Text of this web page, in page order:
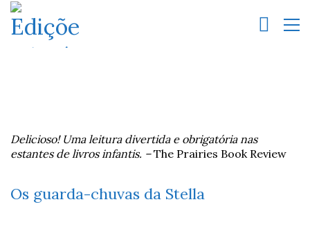
Delicioso! Uma leitura divertida e obrigatória nas
estantes de livros infantis. –The Prairies Book Review
Os guarda-chuvas da Stella